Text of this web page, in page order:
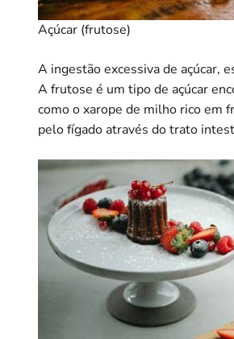
Açúcar (frutose)
A ingestão excessiva de açúcar,
A frutose é um tipo de açúcar
como o xarope de milho rico em
pelo fígado através do trato